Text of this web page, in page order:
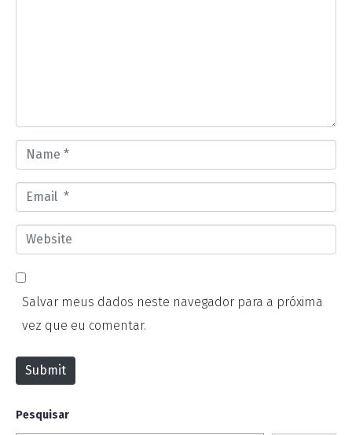
*
a
e
m
l
e
b
t
Salvar meus dados neste navegador para a próxima
vez que eu comentar.
Submit
Pesquisar